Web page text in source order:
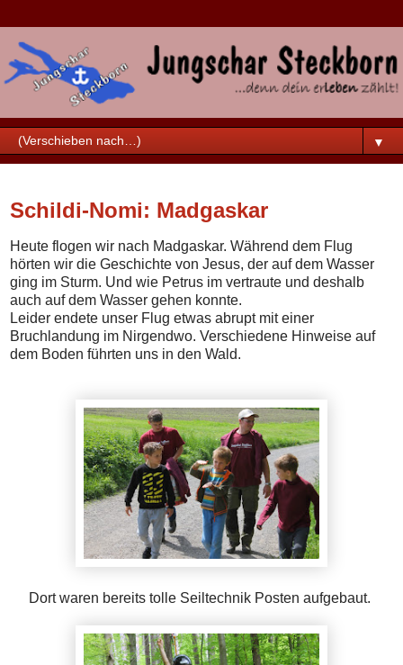
▼
Schildi-Nomi: Madgaskar
Heute flogen wir nach Madgaskar. Während dem Flug
hörten wir die Geschichte von Jesus, der auf dem Wasser
ging im Sturm. Und wie Petrus im vertraute und deshalb
auch auf dem Wasser gehen konnte.
Leider endete unser Flug etwas abrupt mit einer
Bruchlandung im Nirgendwo. Verschiedene Hinweise auf
dem Boden führten uns in den Wald.
Dort waren bereits tolle Seiltechnik Posten aufgebaut.